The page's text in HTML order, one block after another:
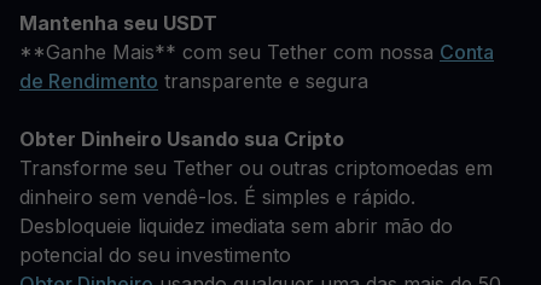
Mantenha seu USDT
**Ganhe Mais** com seu Tether com nossa Conta
de Rendimento transparente e segura
Obter Dinheiro Usando sua Cripto
Transforme seu Tether ou outras criptomoedas em
dinheiro sem vendê-los. É simples e rápido.
Desbloqueie liquidez imediata sem abrir mão do
potencial do seu investimento